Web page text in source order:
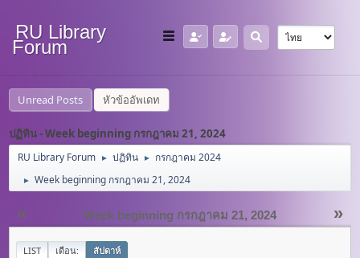
RU Library
Forum
Unread Posts หัวข้ออัพเดท
ปฏิทิน - Week beginning กรกฎาคม 21, 2024
RU Library Forum ► ปฏิทิน ► กรกฎาคม 2024
► Week beginning กรกฎาคม 21, 2024
« »
Week beginning กรกฎาคม 21, 2024
LIST เดือน: สัปดาห์